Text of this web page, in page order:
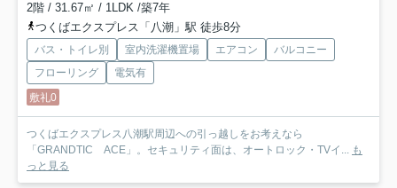
2階 / 31.67㎡ / 1LDK /築7年
つくばエクスプレス「八潮」駅 徒歩8分
バス・トイレ別 室内洗濯機置場 エアコン
バルコニー
フローリング
電気有
敷礼0
つくばエクスプレス八潮駅周辺への引っ越しをお考えなら
「GRANDTIC ACE」。セキュリティ面は、オートロック・TVイ... も
っと見る